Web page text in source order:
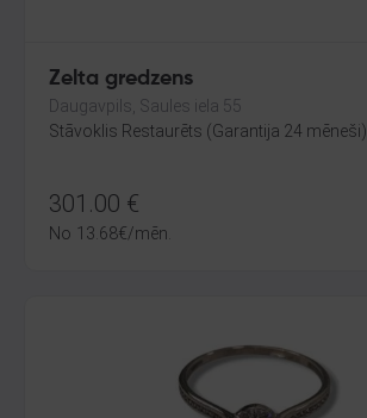
Zelta gredzens
Daugavpils, Saules iela 55
Stāvoklis Restaurēts (Garantija 24 mēneši)
301.00 €
No 13.68€/mēn.